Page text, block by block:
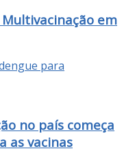
em
no país começa
as vacinas